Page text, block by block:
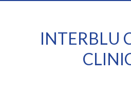
INTERBLU